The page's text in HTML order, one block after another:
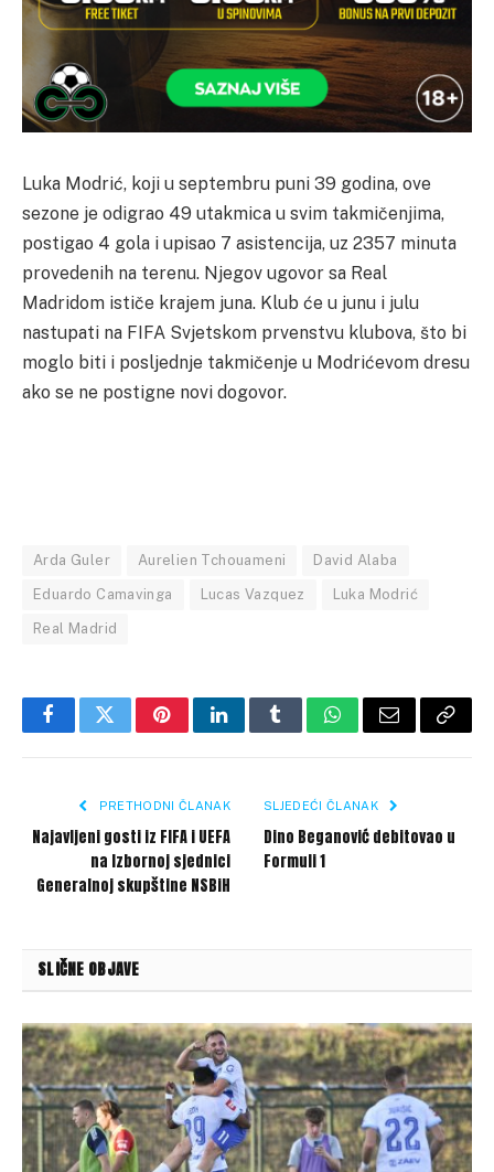
Luka Modrić, koji u septembru puni 39 godina, ove
sezone je odigrao 49 utakmica u svim takmičenjima,
postigao 4 gola i upisao 7 asistencija, uz 2357 minuta
provedenih na terenu. Njegov ugovor sa Real
Madridom ističe krajem juna. Klub će u junu i julu
nastupati na FIFA Svjetskom prvenstvu klubova, što bi
moglo biti i posljednje takmičenje u Modrićevom dresu
ako se ne postigne novi dogovor.
Arda Guler Aurelien Tchouameni David Alaba
Eduardo Camavinga Lucas Vazquez Luka Modrić
Real Madrid
FacebookTwitterPinterestLinkedInTumblrWhatsApp
Email Copy
PRETHODNI ČLANAK
Najavljeni gosti iz FIFA i UEFA
na Izbornoj sjednici
Generalnoj skupštine NSBiH
SLJEDEĆI ČLANAK
Dino Beganović debitovao u
Formuli 1
SLIČNE OBJAVE